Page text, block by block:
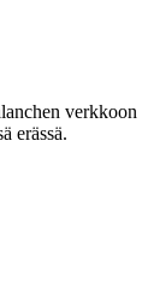
verkkoon
erässä.